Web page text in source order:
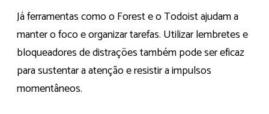
Já ferramentas como o Forest e o Todoist ajudam a
manter o foco e organizar tarefas. Utilizar lembretes e
bloqueadores de distrações também pode ser eficaz
para sustentar a atenção e resistir a impulsos
momentâneos.